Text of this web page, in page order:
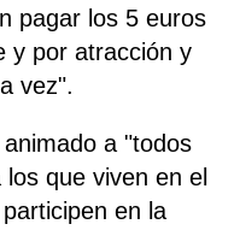
pagar los 5 euros
y por atracción y
vez".
a "todos
que viven en el
en la